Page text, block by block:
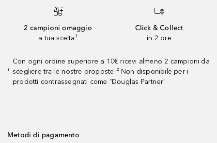
2 campioni omaggio
a tua scelta¹
Click & Collect
in 2 ore
¹
Con ogni ordine superiore a 10€ ricevi almeno 2 campioni da
scegliere tra le nostre proposte ² Non disponibile per i
prodotti contrassegnati come "Douglas Partner"
Metodi di pagamento